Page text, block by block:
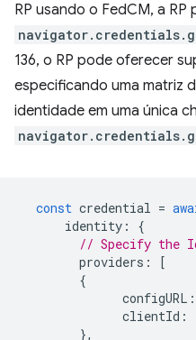
RP usando o FedCM, a RP
136, o RP pode oferecer
especificando uma matriz
identidade em uma única
const credential =
identity :
{
// Specify the
providers :
[
{
configURL :
clientId :
},